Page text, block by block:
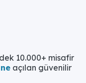
10.000+ misafir
açılan güvenilir